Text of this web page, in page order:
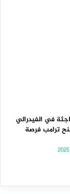
في الفيدرالي
ترامب فرصة